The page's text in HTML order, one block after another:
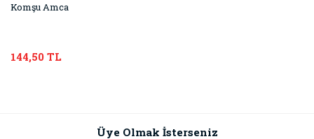
Komşu Amca
144,50 TL
Üye Olmak İsterseniz